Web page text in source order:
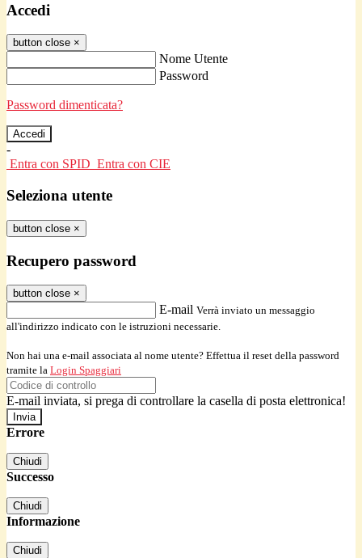
Accedi
button close ×
Nome Utente
Password
Password dimenticata?
-
Entra con SPID Entra con CIE
Seleziona utente
button close ×
Recupero password
button close ×
E-mail Verrà inviato un messaggio
all'indirizzo indicato con le istruzioni necessarie.
Non hai una e-mail associata al nome utente? Effettua il reset della password
tramite la Login Spaggiari
E-mail inviata, si prega di controllare la casella di posta elettronica!
Errore
Chiudi
Successo
Chiudi
Informazione
Chiudi